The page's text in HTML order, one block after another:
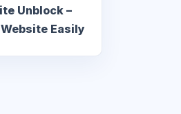
Unblock –
Easily